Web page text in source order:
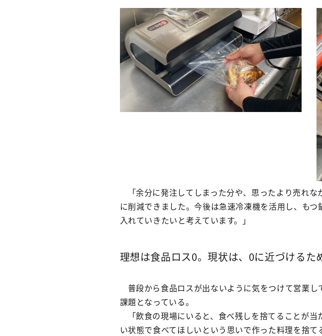
「余分に発注してしまった分や、思ったより売れ
に削減できました。今後は急速冷凍機を活用し、も
入れていきたいと考えています。」
理想は食品ロス0。現状は、0に近づけるた
普段から食品ロスが出ないように気をつけて営業
課題となっている。
「飲食の現場にいると、食べ残しを捨てることが
い状態で食べてほしいという思いで作った料理を捨